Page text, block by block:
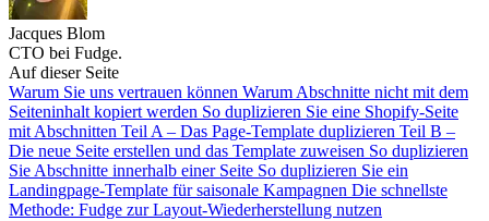
Jacques Blom
CTO bei Fudge.
Auf dieser Seite
Warum Sie uns vertrauen können Warum Abschnitte nicht mit dem
Seiteninhalt kopiert werden So duplizieren Sie eine Shopify-Seite
mit Abschnitten Teil A – Das Page-Template duplizieren Teil B –
Die neue Seite erstellen und das Template zuweisen So duplizieren
Sie Abschnitte innerhalb einer Seite So duplizieren Sie ein
Landingpage-Template für saisonale Kampagnen Die schnellste
Methode: Fudge zur Layout-Wiederherstellung nutzen